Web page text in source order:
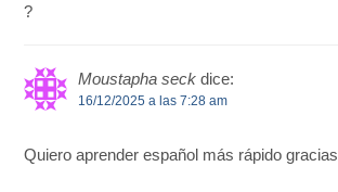
?
Moustapha seck dice:
16/12/2025 a las 7:28 am
Quiero aprender español más rápido gracias